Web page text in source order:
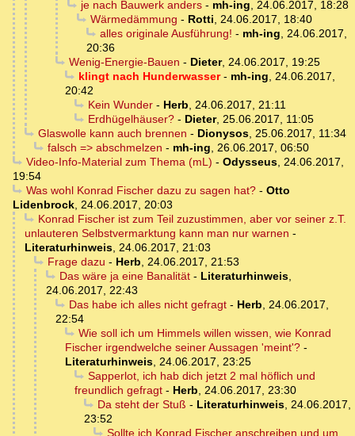
je nach Bauwerk anders- mh-ing, 24.06.2017, 18:28
Wärmedämmung - Rotti, 24.06.2017, 18:40
alles originale Ausführung! - mh-ing, 24.06.2017,
20:36
Wenig-Energie-Bauen - Dieter, 24.06.2017, 19:25
klingt nach Hunderwasser- mh-ing, 24.06.2017,
20:42
Kein Wunder- Herb, 24.06.2017, 21:11
Erdhügelhäuser?- Dieter, 25.06.2017, 11:05
Glaswolle kann auch brennen - Dionysos, 25.06.2017, 11:34
falsch => abschmelzen - mh-ing, 26.06.2017, 06:50
Video-Info-Material zum Thema (mL) - Odysseus, 24.06.2017,
19:54
Was wohl Konrad Fischer dazu zu sagen hat?- Otto
Lidenbrock, 24.06.2017, 20:03
Konrad Fischer ist zum Teil zuzustimmen, aber vor seiner z.T.
unlauteren Selbstvermarktung kann man nur warnen -
Literaturhinweis, 24.06.2017, 21:03
Frage dazu - Herb, 24.06.2017, 21:53
Das wäre ja eine Banalität- Literaturhinweis,
24.06.2017, 22:43
Das habe ich alles nicht gefragt- Herb, 24.06.2017,
22:54
Wie soll ich um Himmels willen wissen, wie Konrad
Fischer irgendwelche seiner Aussagen 'meint'? -
Literaturhinweis, 24.06.2017, 23:25
Sapperlot, ich hab dich jetzt 2 mal höflich und
freundlich gefragt - Herb, 24.06.2017, 23:30
Da steht der Stuß - Literaturhinweis, 24.06.2017,
23:52
Sollte ich Konrad Fischer anschreiben und um